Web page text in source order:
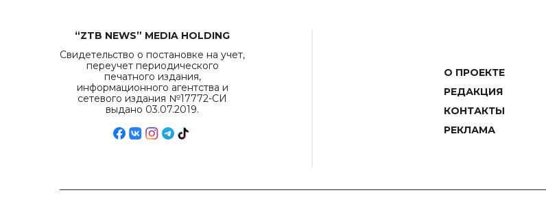
“ZTB NEWS” MEDIA HOLDING
Свидетельство о постановке на учет,
переучет периодического
печатного издания,
информационного агентства и
сетевого издания №17772-СИ
выдано 03.07.2019.
О ПРОЕКТЕ
РЕДАКЦИЯ
КОНТАКТЫ
РЕКЛАМА